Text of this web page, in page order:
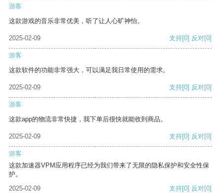
游客
这款游戏的音乐非常优美，听了让人心旷神怡。
2025-02-09 支持[0] 反对[0]
游客
这款软件的功能非常强大，可以满足我日常使用的需求。
2025-02-09 支持[0] 反对[0]
游客
这款app的物流非常快捷，我下单后很快就能收到商品。
2025-02-09 支持[0] 反对[0]
游客
这款加速器VPM应用程序已经为我们带来了无限的隐私保护和安全性保
护。
2025-02-09
支持[0] 反对[0]